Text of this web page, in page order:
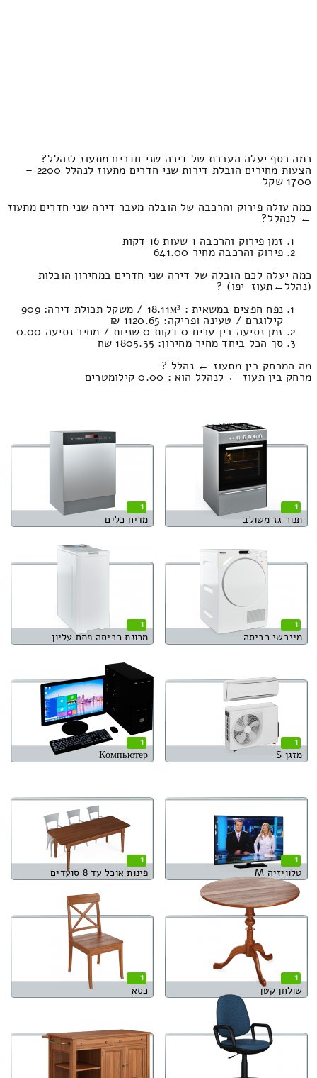
כמה כסף יעלה העברת של דירה שני חדרים מתעוז לנהלל?
הצעות מחירים הובלת דירות שני חדרים מתעוז לנהלל 2200 –
1700 שקל
כמה עולה פירוק והרכבה של הובלה מעבר דירה שני חדרים מתעוז
← לנהלל?
זמן פירוק והרכבה 1 שעות 16 דקות
פירוק והרכבה מחיר 641.00
כמה יעלה לכם הובלה של דירה שני חדרים במחירון הובלות
(נהלל‎←‏תעוז-יפו) ?
נפח חפצים במשאית : 18.11м³ / משקל תכולת דירה: 909
קילוגרם / טעינה ופריקה: 1120.65 ₪
זמן נסיעה בין ערים 0 דקות 0 שניות / מחיר נסיעה 0.00
סך הכל ביחד מחיר מחירון: 1805.35 שח
מה המרחק בין מתעוז ← נהלל ?
מרחק בין תעוז ← לנהלל הוא : 0.00 קילומטרים
1
תנור גז משולב
1
מדיח כלים
1
מייבשי כביסה
1
מכונת כביסה פתח עליון
1
מזגן S
1
Компьютер
1
טלוויזיה M
1
פינות אוכל עד 8 סועדים
1
שולחן קטן
1
כסא